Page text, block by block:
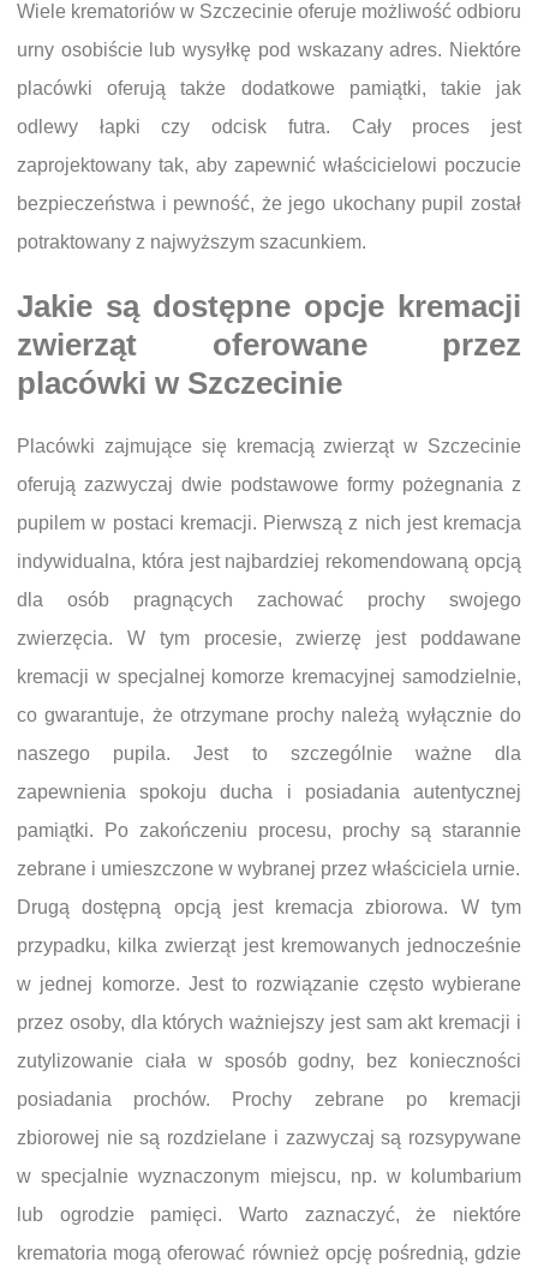
Wiele krematoriów w Szczecinie oferuje możliwość odbioru
urny osobiście lub wysyłkę pod wskazany adres. Niektóre
placówki oferują także dodatkowe pamiątki, takie jak
odlewy łapki czy odcisk futra. Cały proces jest
zaprojektowany tak, aby zapewnić właścicielowi poczucie
bezpieczeństwa i pewność, że jego ukochany pupil został
potraktowany z najwyższym szacunkiem.
Jakie są dostępne opcje kremacji
zwierząt oferowane przez
placówki w Szczecinie
Placówki zajmujące się kremacją zwierząt w Szczecinie
oferują zazwyczaj dwie podstawowe formy pożegnania z
pupilem w postaci kremacji. Pierwszą z nich jest kremacja
indywidualna, która jest najbardziej rekomendowaną opcją
dla osób pragnących zachować prochy swojego
zwierzęcia. W tym procesie, zwierzę jest poddawane
kremacji w specjalnej komorze kremacyjnej samodzielnie,
co gwarantuje, że otrzymane prochy należą wyłącznie do
naszego pupila. Jest to szczególnie ważne dla
zapewnienia spokoju ducha i posiadania autentycznej
pamiątki. Po zakończeniu procesu, prochy są starannie
zebrane i umieszczone w wybranej przez właściciela urnie.
Drugą dostępną opcją jest kremacja zbiorowa. W tym
przypadku, kilka zwierząt jest kremowanych jednocześnie
w jednej komorze. Jest to rozwiązanie często wybierane
przez osoby, dla których ważniejszy jest sam akt kremacji i
zutylizowanie ciała w sposób godny, bez konieczności
posiadania prochów. Prochy zebrane po kremacji
zbiorowej nie są rozdzielane i zazwyczaj są rozsypywane
w specjalnie wyznaczonym miejscu, np. w kolumbarium
lub ogrodzie pamięci. Warto zaznaczyć, że niektóre
krematoria mogą oferować również opcję pośrednią, gdzie